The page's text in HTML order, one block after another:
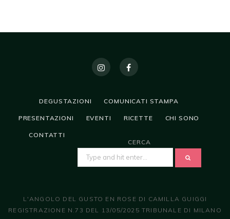
DEGUSTAZIONI COMUNICATI STAMPA
PRESENTAZIONI EVENTI RICETTE CHI SONO
CONTATTI
CERCA
L'ANGOLO DEL GUSTO EN ROSE DI CAMILLA GUIGGI
REGISTRAZIONE N.73 DEL 13/05/2025 TRIBUNALE DI MILANO